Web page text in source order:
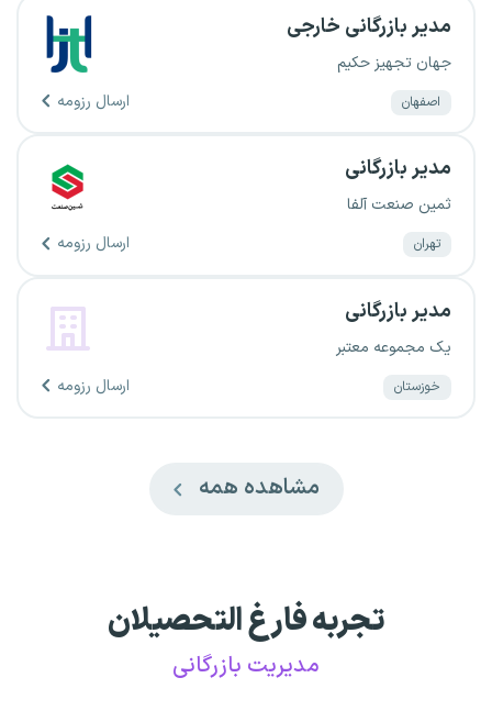
مدیر بازرگانی خارجی
جهان تجهیز حکیم
اصفهان ارسال رزومه
مدیر بازرگانی
ثمین صنعت آلفا
تهران ارسال رزومه
مدیر بازرگانی
یک مجموعه معتبر
خوزستان ارسال رزومه
مشاهده همه
تجربه فارغ التحصیلان
مدیریت بازرگانی